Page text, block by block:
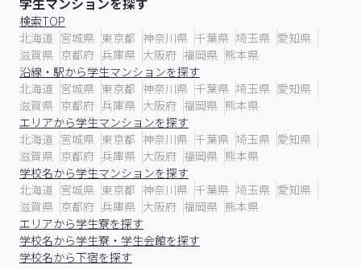
検索TOP
北海道 宮城県 東京都 神奈川県 千葉県 埼玉県 愛知県
滋賀県 京都府 兵庫県 大阪府 福岡県 熊本県
沿線・駅から学生マンションを探す
北海道 宮城県 東京都 神奈川県 千葉県 埼玉県 愛知県
滋賀県 京都府 兵庫県 大阪府 福岡県 熊本県
エリアから学生マンションを探す
北海道 宮城県 東京都 神奈川県 千葉県 埼玉県 愛知県
滋賀県 京都府 兵庫県 大阪府 福岡県 熊本県
学校名から学生マンションを探す
北海道 宮城県 東京都 神奈川県 千葉県 埼玉県 愛知県
滋賀県 京都府 兵庫県 大阪府 福岡県 熊本県
エリアから学生寮を探す
学校名から学生寮・学生会館を探す
学校名から下宿を探す